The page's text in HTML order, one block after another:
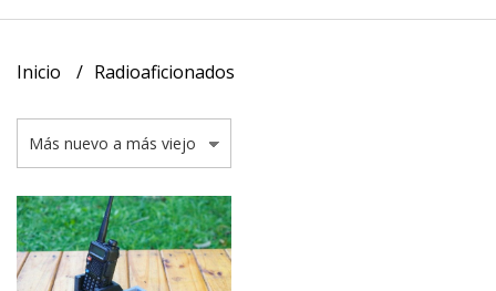
Inicio Radioaficionados